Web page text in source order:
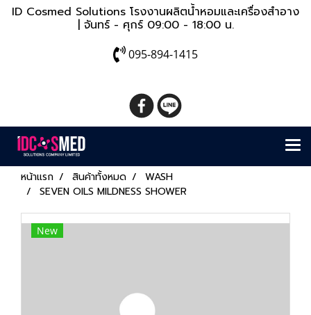
ID Cosmed Solutions โรงงานผลิตน้ำหอมและเครื่องสำอาง
| จันทร์ - ศุกร์ 09:00 - 18:00 น.
095-894-1415
หน้าแรก สินค้าทั้งหมด
WASH
SEVEN OILS MILDNESS SHOWER
New